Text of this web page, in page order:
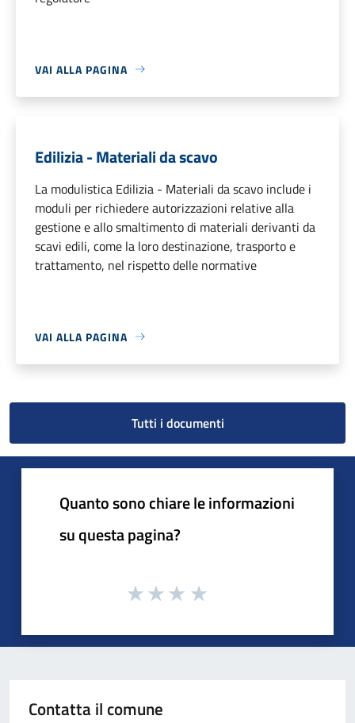
VAI ALLA PAGINA
Edilizia - Materiali da scavo
La modulistica Edilizia - Materiali da scavo include i
moduli per richiedere autorizzazioni relative alla
gestione e allo smaltimento di materiali derivanti da
scavi edili, come la loro destinazione, trasporto e
trattamento, nel rispetto delle normative
VAI ALLA PAGINA
Tutti i documenti
Quanto sono chiare le informazioni
su questa pagina?
Contatta il comune